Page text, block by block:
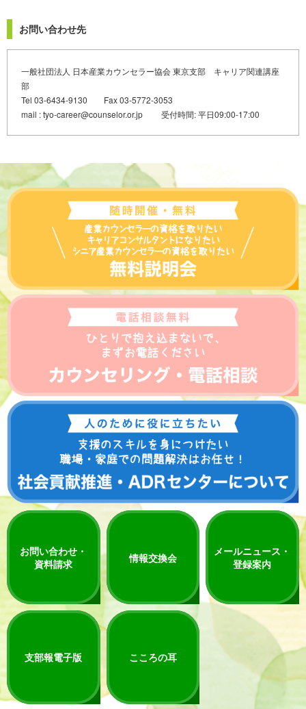
お問い合わせ先
一般社団法人 日本産業カウンセラー協会 東京支部 キャリア関連講座
部
Tel 03-6434-9130 Fax 03-5772-3053
mail : tyo-career@counselor.or.jp 受付時間: 平日09:00-17:00
お問い合わせ・
資料請求
情報交換会
メールニュース・
登録案内
支部報電子版 こころの耳